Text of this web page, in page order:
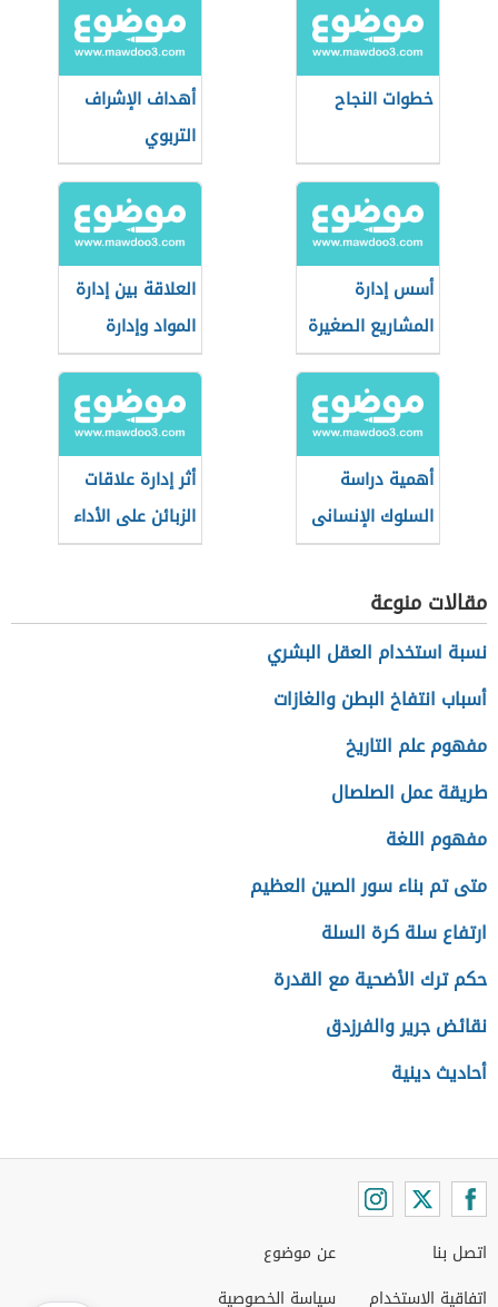
خطوات النجاح
أهداف الإشراف
التربوي
أسس إدارة
المشاريع الصغيرة
العلاقة بين إدارة
المواد وإدارة
الإنتاج
أهمية دراسة
السلوك الإنسانى
بالنسبة للإدارة
أثر إدارة علاقات
الزبائن على الأداء
التسويقي
مقالات منوعة
نسبة استخدام العقل البشري
أسباب انتفاخ البطن والغازات
مفهوم علم التاريخ
طريقة عمل الصلصال
مفهوم اللغة
متى تم بناء سور الصين العظيم
ارتفاع سلة كرة السلة
حكم ترك الأضحية مع القدرة
نقائض جرير والفرزدق
أحاديث دينية
اتصل بنا
اتفاقية الاستخدام
عن موضوع
سياسة الخصوصية